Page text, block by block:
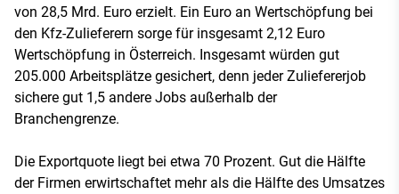
von 28,5 Mrd. Euro erzielt. Ein Euro an Wertschöpfung bei
den Kfz-Zulieferern sorge für insgesamt 2,12 Euro
Wertschöpfung in Österreich. Insgesamt würden gut
205.000 Arbeitsplätze gesichert, denn jeder Zuliefererjob
sichere gut 1,5 andere Jobs außerhalb der
Branchengrenze.
Die Exportquote liegt bei etwa 70 Prozent. Gut die Hälfte
der Firmen erwirtschaftet mehr als die Hälfte des Umsatzes